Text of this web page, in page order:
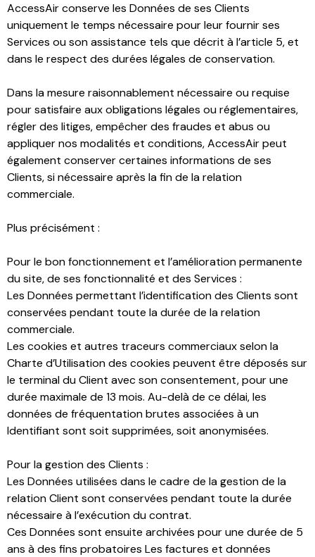
AccessAir conserve les Données de ses Clients
uniquement le temps nécessaire pour leur fournir ses
Services ou son assistance tels que décrit à l’article 5, et
dans le respect des durées légales de conservation.
Dans la mesure raisonnablement nécessaire ou requise
pour satisfaire aux obligations légales ou réglementaires,
régler des litiges, empêcher des fraudes et abus ou
appliquer nos modalités et conditions, AccessAir peut
également conserver certaines informations de ses
Clients, si nécessaire après la fin de la relation
commerciale.
Plus précisément :
Pour le bon fonctionnement et l’amélioration permanente
du site, de ses fonctionnalité et des Services :
Les Données permettant l’identification des Clients sont
conservées pendant toute la durée de la relation
commerciale.
Les cookies et autres traceurs commerciaux selon la
Charte d’Utilisation des cookies peuvent être déposés sur
le terminal du Client avec son consentement, pour une
durée maximale de 13 mois. Au-delà de ce délai, les
données de fréquentation brutes associées à un
Identifiant sont soit supprimées, soit anonymisées.
Pour la gestion des Clients :
Les Données utilisées dans le cadre de la gestion de la
relation Client sont conservées pendant toute la durée
nécessaire à l’exécution du contrat.
Ces Données sont ensuite archivées pour une durée de 5
ans à des fins probatoires Les factures et données